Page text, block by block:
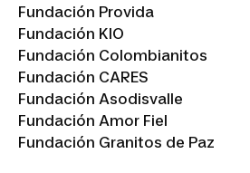
Fundación Provida
Fundación KIO
Fundación Colombianitos
Fundación CARES
Fundación Asodisvalle
Fundación Amor Fiel
Fundación Granitos de Paz